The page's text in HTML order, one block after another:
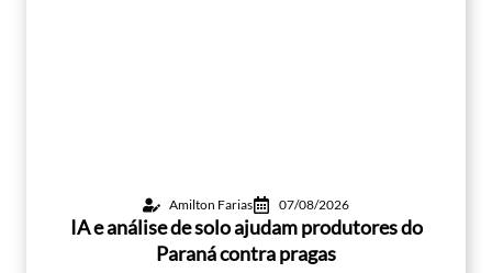
Amilton Farias 07/08/2026
IA e análise de solo ajudam produtores do
Paraná contra pragas